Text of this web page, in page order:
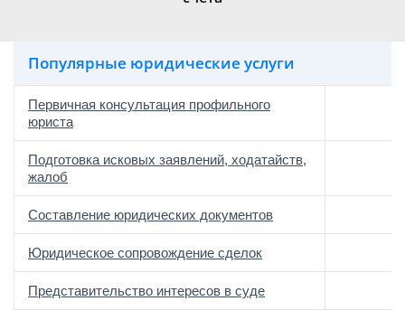
Популярные юридические услуги
Первичная консультация профильного
юриста
Подготовка исковых заявлений, ходатайств,
жалоб
Составление юридических документов
Юридическое сопровождение сделок
Представительство интересов в суде